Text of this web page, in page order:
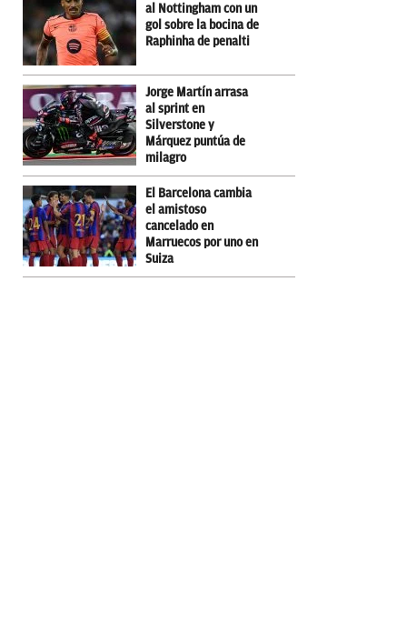
al Nottingham con un
gol sobre la bocina de
Raphinha de penalti
Jorge Martín arrasa
al sprint en
Silverstone y
Márquez puntúa de
milagro
El Barcelona cambia
el amistoso
cancelado en
Marruecos por uno en
Suiza